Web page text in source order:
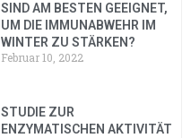
SIND AM BESTEN GEEIGNET,
UM DIE IMMUNABWEHR IM
WINTER ZU STÄRKEN?
Februar 10, 2022
STUDIE ZUR
ENZYMATISCHEN AKTIVITÄT